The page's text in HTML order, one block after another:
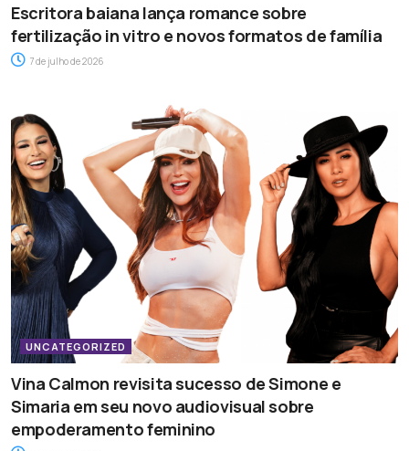
Escritora baiana lança romance sobre
fertilização in vitro e novos formatos de família
7 de julho de 2026
UNCATEGORIZED
Vina Calmon revisita sucesso de Simone e
Simaria em seu novo audiovisual sobre
empoderamento feminino